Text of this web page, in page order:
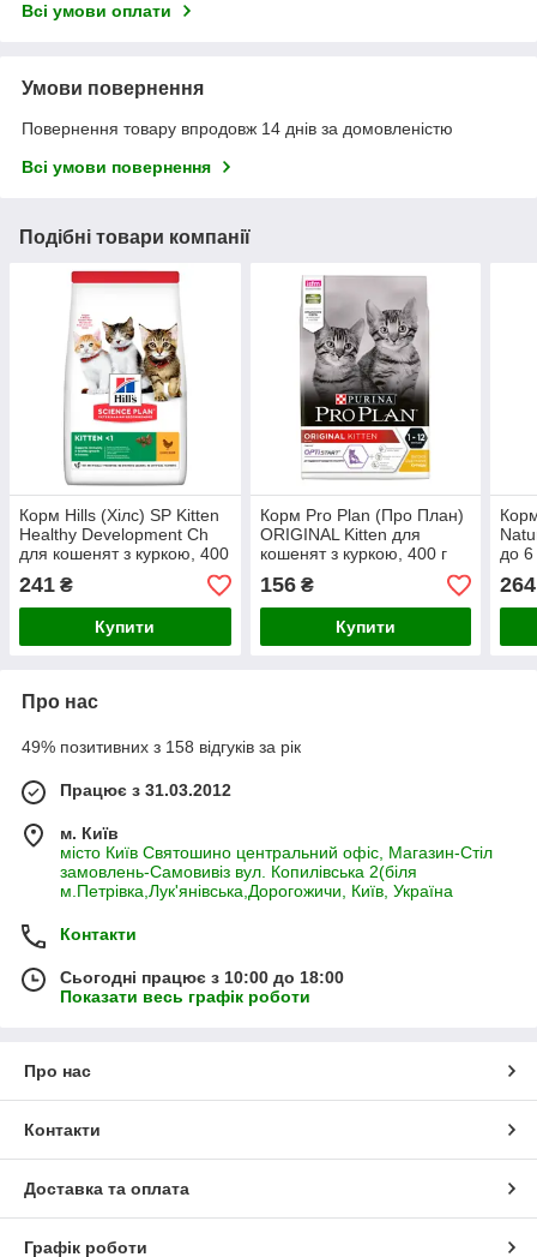
Всі умови оплати
Умови повернення
Повернення товару впродовж 14 днів за домовленістю
Всі умови повернення
Подібні товари компанії
Корм Hills (Хілс) SP Kitten
Healthy Development Ch
для кошенят з куркою, 400
241 ₴
Купити
Корм Pro Plan (Про План)
ORIGINAL Kitten для
кошенят з куркою, 400 г
156₴
Купити
до 6
264
Про нас
49% позитивних з 158 відгуків за рік
Працює з 31.03.2012
м. Київ
місто Київ Святошино центральний офіс, Магазин-Стіл
замовлень-Самовивіз вул. Копилівська 2(біля
м.Петрівка,Лук'янівська,Дорогожичи, Київ, Україна
Контакти
Сьогодні працює з 10:00 до 18:00
Показати весь графік роботи
Про нас
Контакти
Доставка та оплата
Графік роботи